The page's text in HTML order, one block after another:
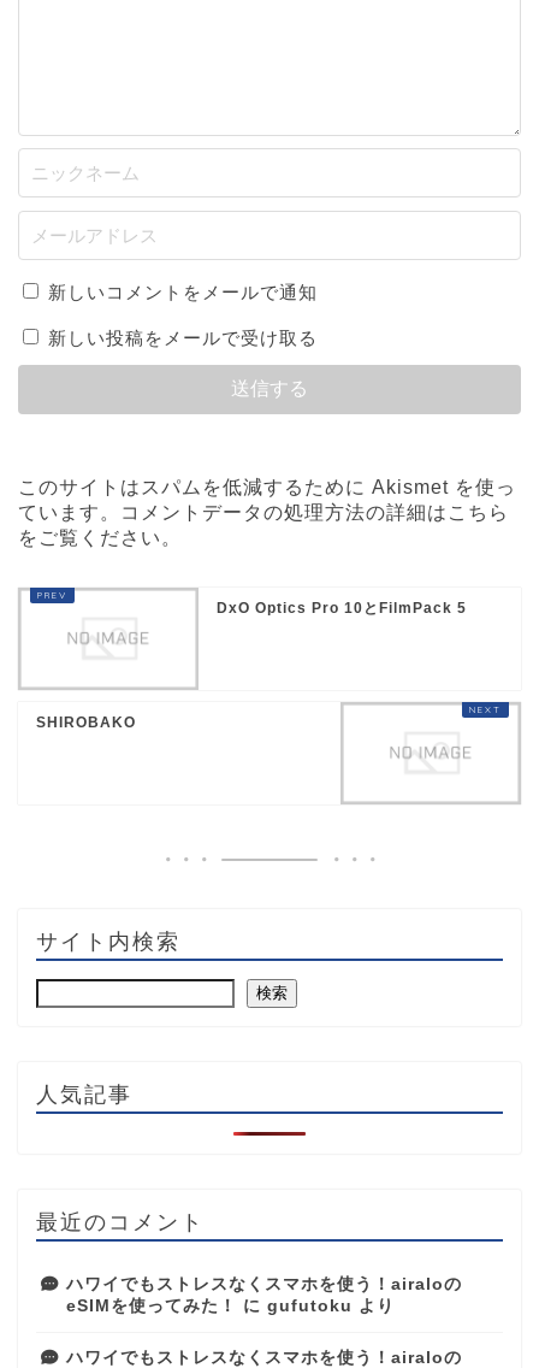
新しいコメントをメールで通知
新しい投稿をメールで受け取る
このサイトはスパムを低減するために Akismet を使っ
ています。
コメントデータの処理方法の詳細はこちら
をご覧ください 。
DxO Optics Pro 10とFilmPack 5
SHIROBAKO
サイト内検索
検索
人気記事
最近のコメント
ハワイでもストレスなくスマホを使う！airaloの
eSIMを使ってみた！
に gufutoku より
ハワイでもストレスなくスマホを使う！airaloの